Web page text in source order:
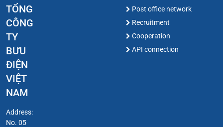
TỔNG
CÔNG
TY
BƯU
ĐIỆN
VIỆT
NAM
Address:
No. 05
Post office network
Recruitment
Cooperation
API connection